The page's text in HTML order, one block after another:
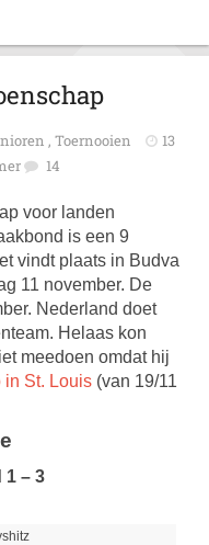
, Toernooien
13
14
voor landen
is een 9
vindt plaats in Budva
11 november. De
Nederland doet
Helaas kon
meedoen omdat hij
in St. Louis (van 19/11
1 – 3